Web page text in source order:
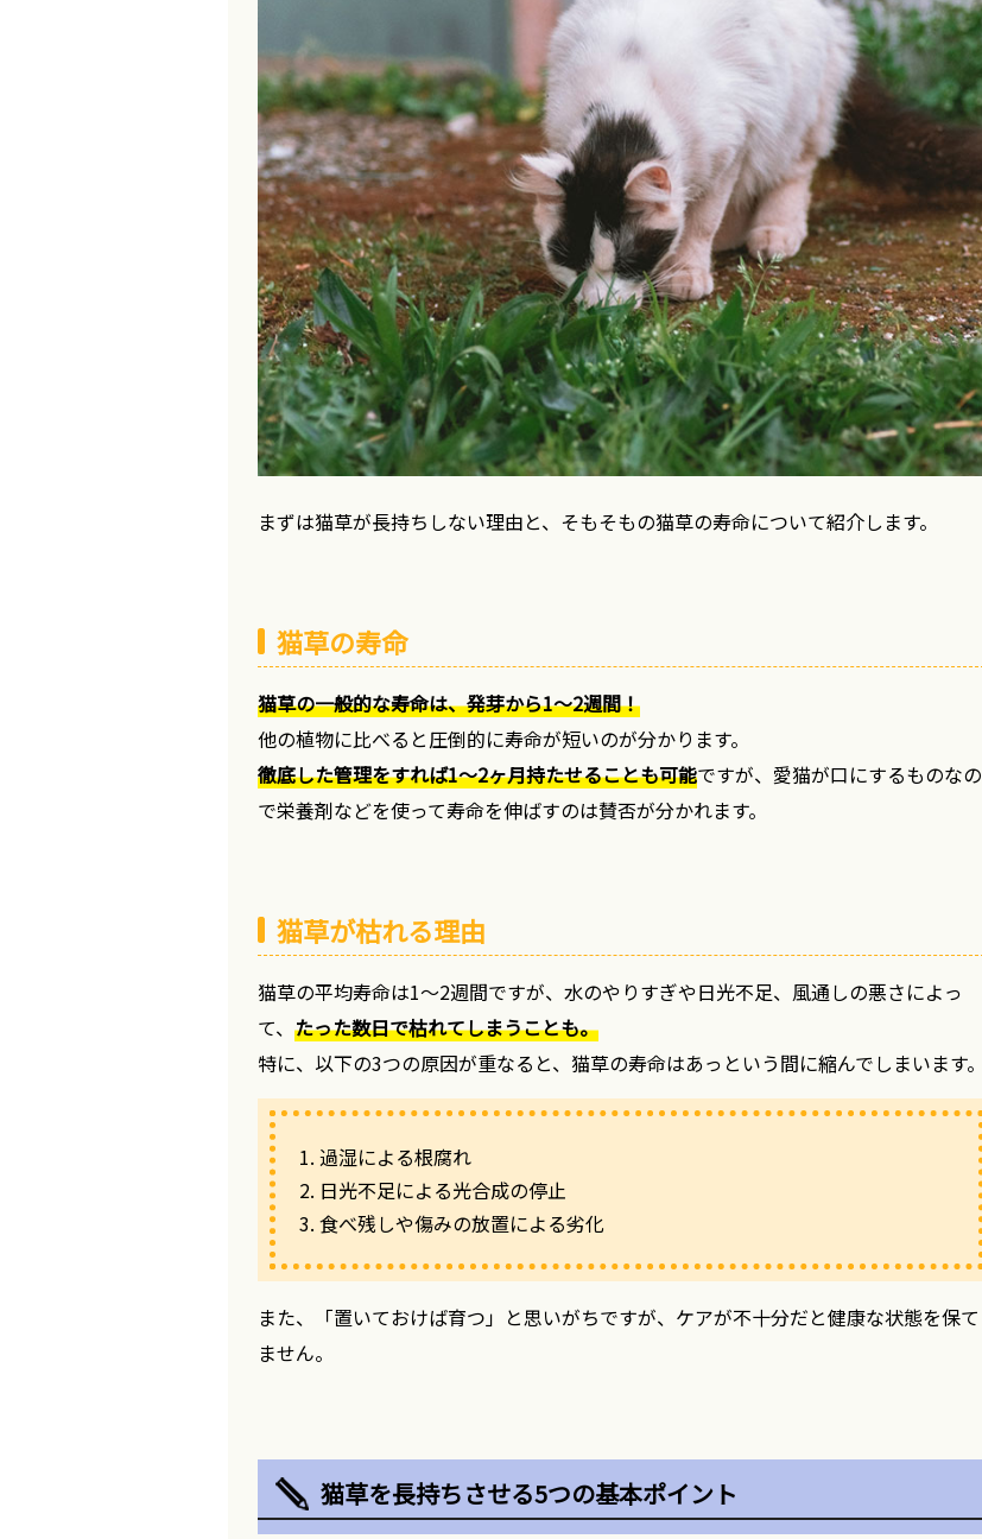
まずは猫草が長持ちしない理由と、そもそもの猫草の寿命について紹介します。
猫草の寿命
猫草の一般的な寿命は、発芽から1〜2週間！
他の植物に比べると圧倒的に寿命が短いのが分かります。
徹底した管理をすれば1〜2ヶ月持たせることも可能ですが、愛猫が口にするものなの
で栄養剤などを使って寿命を伸ばすのは賛否が分かれます。
猫草が枯れる理由
猫草の平均寿命は1〜2週間ですが、水のやりすぎや日光不足、風通しの悪さによっ
て、 たった数日で枯れてしまうことも。
特に、以下の3つの原因が重なると、猫草の寿命はあっという間に縮んでしまいます。
1. 過湿による根腐れ
2. 日光不足による光合成の停止
3. 食べ残しや傷みの放置による劣化
また、「置いておけば育つ」と思いがちですが、ケアが不十分だと健康な状態を保て
ません。
猫草を長持ちさせる5つの基本ポイント